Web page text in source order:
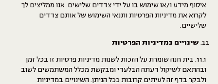
איסוף מידע ו/או שימוש בו על ידי צדדים שלישים. אנו ממליצים לך
לקרוא את מדיניות הפרטיות ותנאי השימוש של אותם צדדים
שלישיים.
שינויים במדיניות הפרטיות
11.1. בית חנה שומרת על הזכות לשנות מדיניות פרטיות זו בכל זמן
ובהתאם לשיקול דעתה הבלעדי ומבקשת מכלל המשתמשיםלשוב
ולבקר בדף זה לעיתים קרובות ככל הניתן. השינויים במדיניות